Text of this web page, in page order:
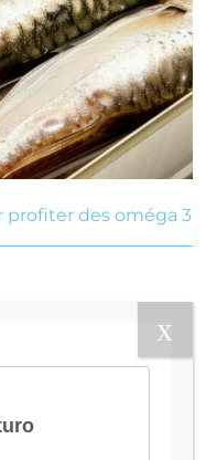
profiter des oméga 3